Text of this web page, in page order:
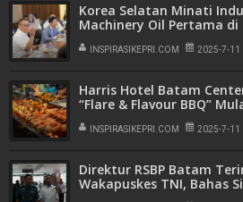
Korea Selatan Minati
Machinery Oil Pertama
INSPIRASIKEPRI.COM 2025-7-11
Harris Hotel Batam
“Flare & Flavour BBQ”
INSPIRASIKEPRI.COM 2025-7-11
Direktur RSBP Batam
Wakapuskes TNI, Bahas